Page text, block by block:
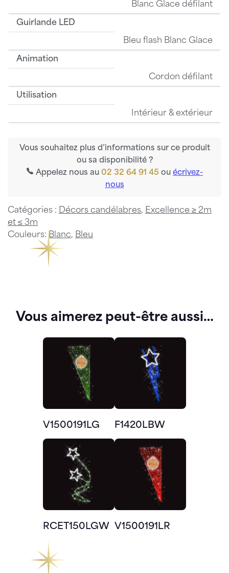
Blanc Glace défilant
Guirlande LED
Bleu flash Blanc Glace
Animation
Cordon défilant
Utilisation
Intérieur & extérieur
Vous souhaitez plus d’informations sur ce produit
ou sa disponibilité ?
Appelez nous au 02 32 64 91 45 ou écrivez-
nous
Catégories : Décors candélabres, Excellence ≥ 2m
et ≤ 3m
Couleurs:Blanc, Bleu
Vous aimerez peut-être aussi…
V1500191LG F1420LBW
RCET150LGW V1500191LR